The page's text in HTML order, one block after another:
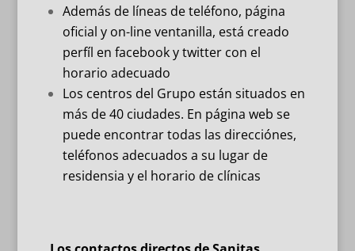
Además de líneas de teléfono, página
oficial y on-line ventanilla, está creado
perfíl en facebook y twitter con el
horario adecuado
Los centros del Grupo están situados en
más de 40 ciudades. En página web se
puede encontrar todas las direcciónes,
teléfonos adecuados a su lugar de
residensia y el horario de clínicas